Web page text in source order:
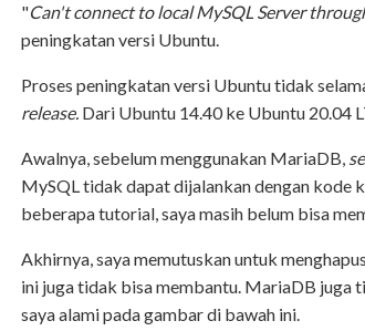
"Can't connect to local MySQL Server
peningkatan versi Ubuntu.
Proses peningkatan versi Ubuntu tidak
release. Dari Ubuntu 14.40 ke Ubuntu 20.04
Awalnya, sebelum menggunakan MariaDB,
MySQL tidak dapat dijalankan dengan kode
beberapa tutorial, saya masih belum bisa
Akhirnya, saya memutuskan untuk
ini juga tidak bisa membantu. MariaDB juga
saya alami pada gambar di bawah ini.